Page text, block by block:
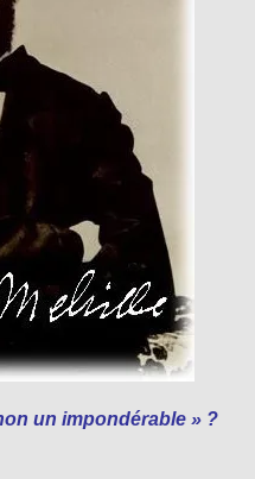
un impondérable » ?